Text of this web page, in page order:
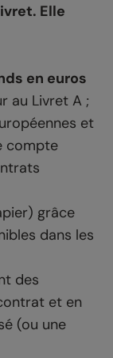
Elle
en euros
au Livret A ;
et
compte
grâce
dans les
des
et en
(ou une